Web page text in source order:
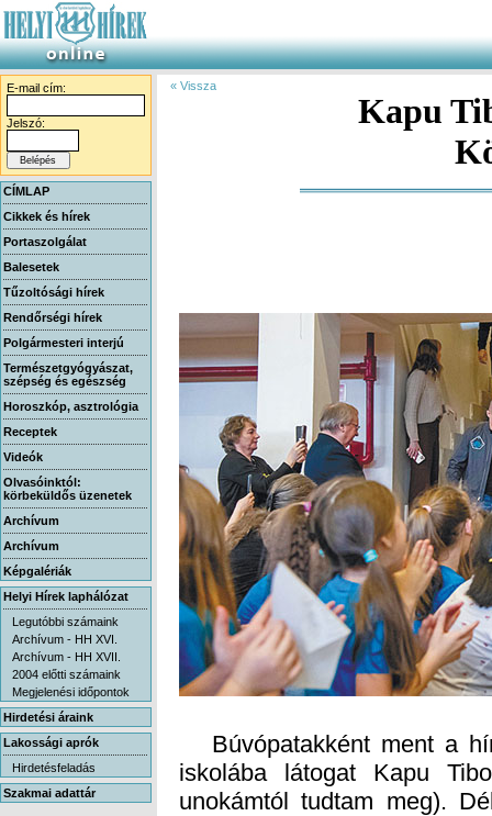
E-mail cím:
Jelszó:
CÍMLAP
Cikkek és hírek
Portaszolgálat
Balesetek
Tűzoltósági hírek
Rendőrségi hírek
Polgármesteri interjú
Természetgyógyászat,
szépség és egészség
Horoszkóp, asztrológia
Receptek
Videók
Olvasóinktól:
körbeküldős üzenetek
Archívum
Archívum
Képgalériák
Helyi Hírek laphálózat
Legutóbbi számaink
Archívum - HH XVI.
Archívum - HH XVII.
2004 előtti számaink
Megjelenési időpontok
Hirdetési áraink
Lakossági aprók
Hirdetésfeladás
Szakmai adattár
« Vissza
Kapu
Búvópatakként ment a
iskolába látogat Kapu
unokámtól tudtam meg).
bejáratánál, Szatmáry